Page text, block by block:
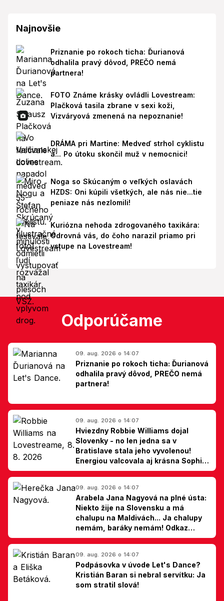
Najnovšie
Priznanie po rokoch ticha: Ďurianová
odhalila pravý dôvod, PREČO nemá
partnera!
FOTO Známe krásky ovládli Lovestream:
Plačková tasila zbrane v sexi koži,
Vizváryová zmenená na nepoznanie!
DRÁMA pri Martine: Medveď strhol cyklistu
a... Po útoku skončil muž v nemocnici!
Noga so Skúcaným o veľkých oslavách
HZDS: Oni kúpili všetkých, ale nás nie...tie
peniaze nás nezlomili!
Kuriózna nehoda zdrogovaného taxikára:
Odrovná vás, do čoho narazil priamo pri
vstupe na Lovestream!
Odporúčame
09. aug. 2026 o 14:07
Priznanie po rokoch ticha: Ďurianová
odhalila pravý dôvod, PREČO nemá
partnera!
09. aug. 2026 o 14:07
Hviezdny Robbie Williams dojal
Slovenky - no len jedna sa v
Bratislave stala jeho vyvolenou!
Energiou valcovala aj krásna Sophie
Ellis-Bextor (foto)
09. aug. 2026 o 14:07
Arabela Jana Nagyová na plné ústa:
Niekto žije na Slovensku a má
chalupu na Maldivách... Ja chalupy
nemám, baráky nemám! Odkaz
Slovákom
09. aug. 2026 o 14:07
Podpásovka v úvode Let's Dance?
Kristián Baran si nebral servítku: Ja
som stratil slová!